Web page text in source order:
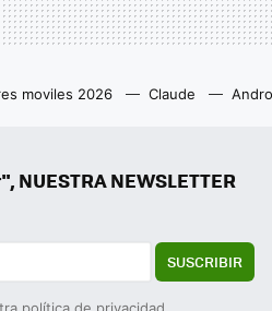
moviles 2026 Claude
NEWSLETTER
SUSCRIBIR